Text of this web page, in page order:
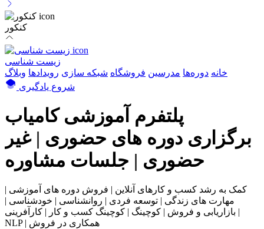
کنکور
زیست شناسی
خانه دوره‌ها مدرسین فروشگاه شبکه سازی رویداد‌ها وبلاگ
شروع یادگیری
پلتفرم آموزشی کامیاب
برگزاری دوره های حضوری | غیر
حضوری | جلسات مشاوره
کمک به رشد کسب و کارهای آنلاین | فروش دوره های آموزشی |
مهارت های زندگی | توسعه فردی | روانشناسی | خودشناسی |
بازاریابی و فروش | کوچینگ | کوچینگ کسب و کار | کارآفرینی |
NLP | همکاری در فروش